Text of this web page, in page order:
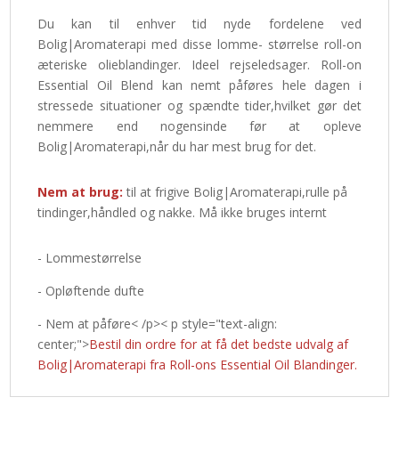
Du kan til enhver tid nyde fordelene ved
Bolig|Aromaterapi med disse lomme- størrelse roll-on
æteriske olieblandinger. Ideel rejseledsager. Roll-on
Essential Oil Blend kan nemt påføres hele dagen i
stressede situationer og spændte tider,hvilket gør det
nemmere end nogensinde før at opleve
Bolig|Aromaterapi,når du har mest brug for det.
Nem at brug:til at frigive Bolig|Aromaterapi,rulle på
tindinger,håndled og nakke. Må ikke bruges internt
- Lommestørrelse
- Opløftende dufte
- Nem at påføre< /p>< p style="text-align:
center;">Bestil din ordre for at få det bedste udvalg af
Bolig|Aromaterapi fra Roll-ons Essential Oil Blandinger.